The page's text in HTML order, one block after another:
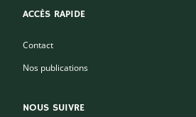
ACCÈS RAPIDE
Contact
Nos publications
NOUS SUIVRE